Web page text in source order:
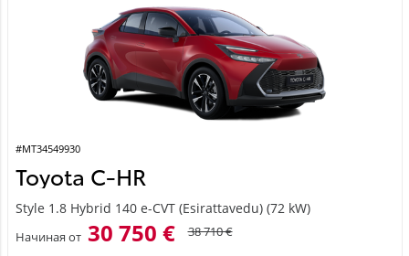
#MT34549930
Toyota C-HR
Style 1.8 Hybrid 140 e-CVT (Esirattavedu) (72 kW)
Начиная от 30 750 € 38 710 €